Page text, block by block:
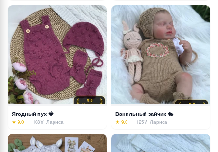
Ягодный пух 🍓
★ 9.0 108🏅 Лариса
Ванильный зайчик 🐇
★ 9.0 125🏅 Лариса